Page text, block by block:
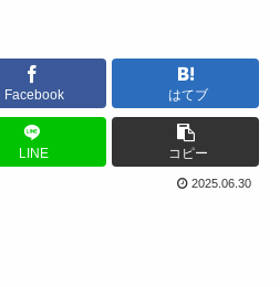
Facebook はてブ
LINE コピー
2025.06.30